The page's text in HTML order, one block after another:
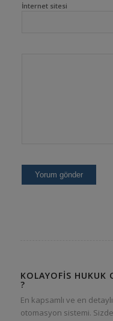
İnternet sitesi
KOLAYOFIS HUKUK
?
En kapsamlı ve en
otomasyon sistemi.